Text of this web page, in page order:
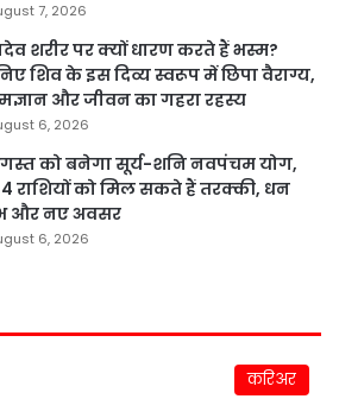
7, 2026
शरीर पर क्यों धारण करते हैं भस्म?
शिव के इस दिव्य स्वरूप में छिपा वैराग्य,
और जीवन का गहरा रहस्य
6, 2026
को बनेगा सूर्य-शनि नवपंचम योग,
राशियों को मिल सकते हैं तरक्की, धन
और नए अवसर
6, 2026
करिअर